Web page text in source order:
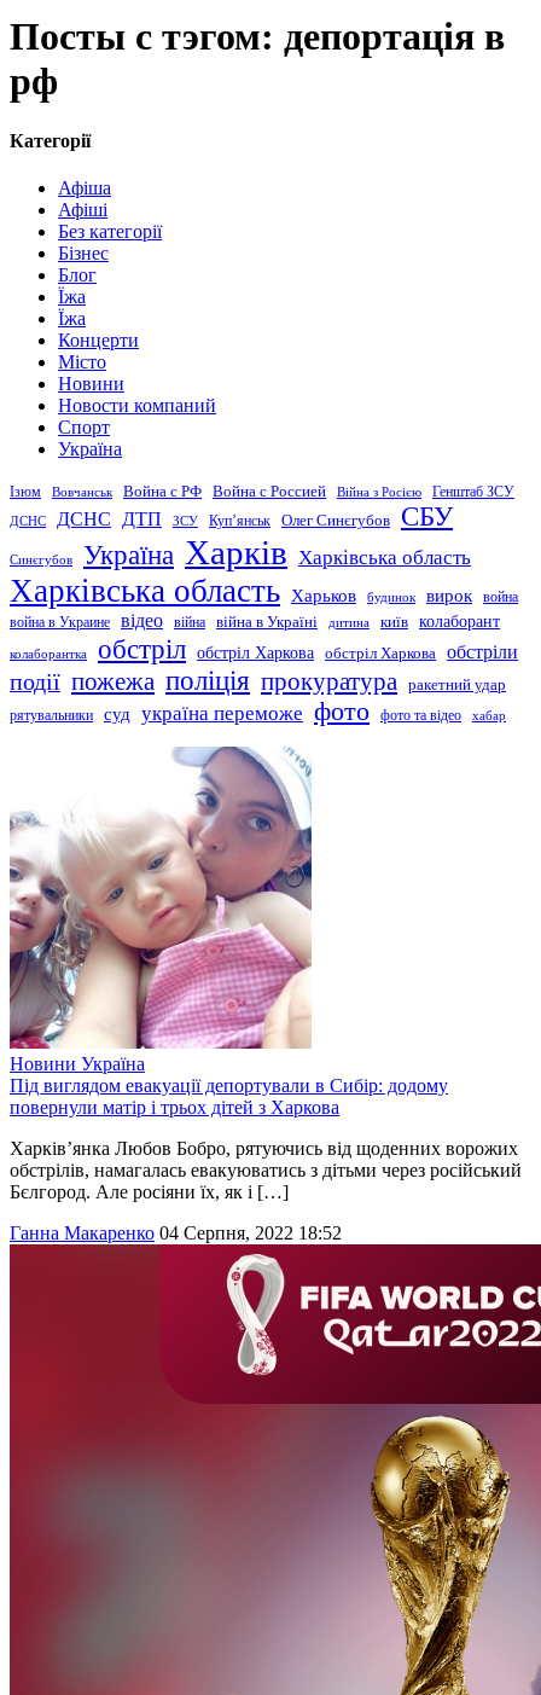
Посты с тэгом: депортація в
рф
Категорії
Афіша
Афіші
Без категорії
Бізнес
Блог
Їжа
Їжа
Концерти
Місто
Новини
Новости компаний
Спорт
Україна
Ізюм Вовчанськ Война с РФ Война с Россией Війна з Росією Генштаб ЗСУ
ДСНС ДСНС ДТП ЗСУ Купʼянськ Олег Синєгубов СБУ
Синєгубов Україна Харків Харківська область
Харківська область Харьков будинок вирок война
война в Украине відео війна війна в Україні дитина київ колаборант
колаборантка обстріл обстріл Харкова обстріл Харкова обстріли
події пожежа поліція прокуратура
ракетний удар
рятувальники
суд україна переможе фото фото та відео хабар
Новини Україна
Під виглядом евакуації депортували в Сибір: додому
повернули матір і трьох дітей з Харкова
Харків’янка Любов Бобро, рятуючись від щоденних ворожих
обстрілів, намагалась евакуюватись з дітьми через російський
Бєлгород. Але росіяни їх, як і […]
Ганна Макаренко 04 Серпня, 2022 18:52